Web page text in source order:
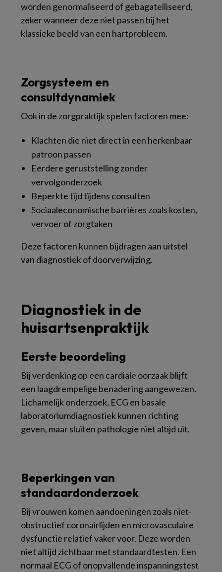
worden genormaliseerd of gebagatelliseerd,
zeker wanneer deze niet passen bij het
klassieke beeld van een hartprobleem.
Zorgsysteem en
consultdynamiek
Ook in de zorgpraktijk spelen factoren mee:
Klachten die niet direct in een herkenbaar
patroon passen
Eerdere geruststelling zonder
vervolgonderzoek
Beperkte tijd tijdens consulten
Sociaaleconomische barrières zoals kosten,
vervoer of zorgtaken
Deze factoren kunnen bijdragen aan uitstel
van diagnostiek of doorverwijzing.
Diagnostiek in de
huisartsenpraktijk
Eerste beoordeling
Bij verdenking op een cardiale oorzaak blijft
een laagdrempelige benadering aangewezen.
Lichamelijk onderzoek, ECG en basale
laboratoriumdiagnostiek kunnen richting
geven, maar sluiten pathologie niet altijd uit.
Beperkingen van
standaardonderzoek
Bij vrouwen komen aandoeningen zoals niet-
obstructief coronairlijden en microvasculaire
dysfunctie relatief vaker voor. Deze worden
niet altijd zichtbaar met standaardtesten. Een
normaal ECG of onopvallende inspanningstest